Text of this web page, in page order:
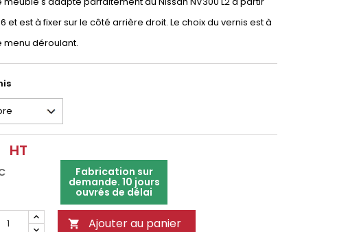
et est à fixer sur le côté arrière droit. Le choix du vernis est à
menu déroulant.
HT
Fabrication sur
demande. 10 jours
ouvrés de délai
 Ajouter au panier